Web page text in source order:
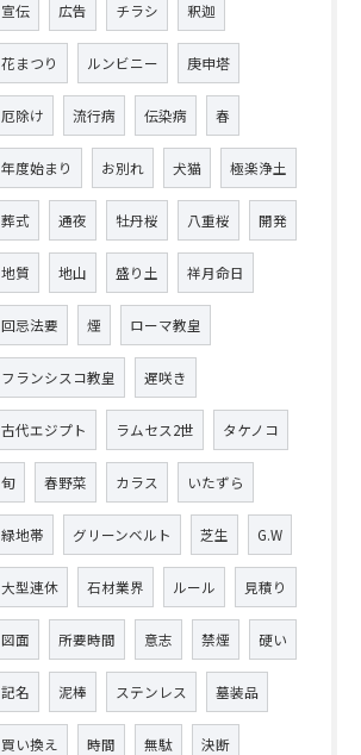
宣伝 広告 チラシ 釈迦
花まつり ルンビニー 庚申塔
厄除け 流行病 伝染病 春
年度始まり お別れ 犬猫 極楽浄土
葬式 通夜 牡丹桜 八重桜 開発
地質 地山 盛り土 祥月命日
回忌法要 煙 ローマ教皇
フランシスコ教皇 遅咲き
古代エジプト ラムセス2世 タケノコ
旬 春野菜 カラス いたずら
緑地帯 グリーンベルト 芝生 G.W
大型連休 石材業界 ルール 見積り
図面 所要時間 意志 禁煙 硬い
記名 泥棒 ステンレス 墓装品
買い換え 時間 無駄 決断